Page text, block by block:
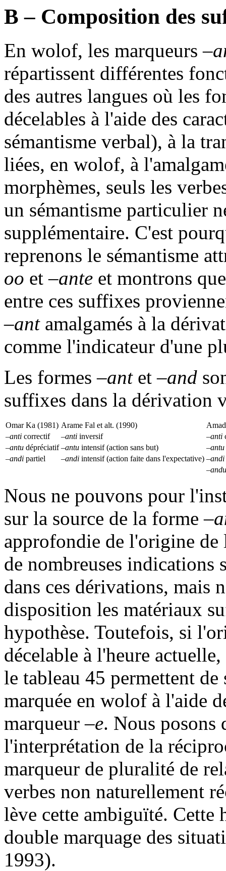
B – Composition des
En wolof, les marqueurs
répartissent différentes
des autres langues où les
décelables à l'aide des
sémantisme verbal), à la
liées, en wolof, à
morphèmes, seuls les
un sémantisme particulier
supplémentaire. C'est
reprenons le sémantisme
oo et–ante et montrons
entre ces suffixes
–antamalgamés à la
comme l'indicateur d'une
Les formes–antet–and
suffixes dans la dérivation
Omar Ka (1981) Arame Fal et alt. (1990)
–anti correctif –anti inversif –anti
–antu dépréciatif –antu intensif (action sans but) –antu
–andi partiel –andi intensif (action faite dans l'expectative) –andi
–andu
Nous ne pouvons pour
sur la source de la forme
approfondie de l'origine de
de nombreuses
dans ces dérivations, mais
disposition les matériaux
hypothèse. Toutefois, si
décelable à l'heure
le tableau 45 permettent
marquée en wolof à l'aide
marqueur–e. Nous posons
l'interprétation de la
marqueur de pluralité de
verbes non naturellement
lève cette ambiguïté. Cette
double marquage des
1993).